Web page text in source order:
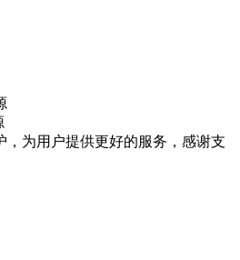
，为用户提供更好的服务，感谢支